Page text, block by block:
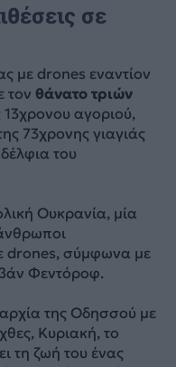
σε
με drones εναντίον
τον θάνατο τριών
13χρονου αγοριού,
73χρονης γιαγιάς
του
Ουκρανία, μία
drones, σύμφωνα με
Φεντόροφ.
της Οδησσού με
Κυριακή, το
τη ζωή του ένας